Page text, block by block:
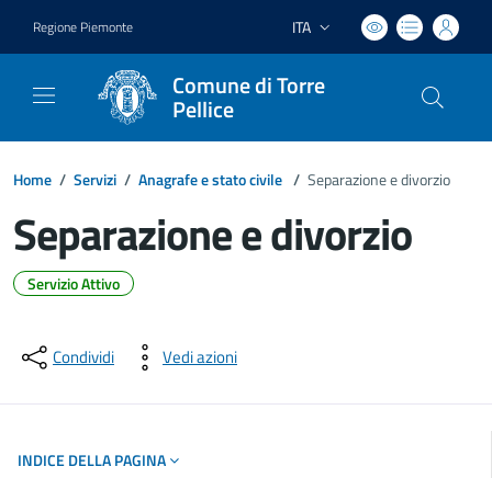
Regione Piemonte Lingua attiva:
ITA
Comune di Torre
Pellice
Home / Servizi / Anagrafe e stato civile / Separazione e divorzio
Separazione e divorzio
Servizio Attivo
Condividi Vedi azioni
INDICE DELLA PAGINA